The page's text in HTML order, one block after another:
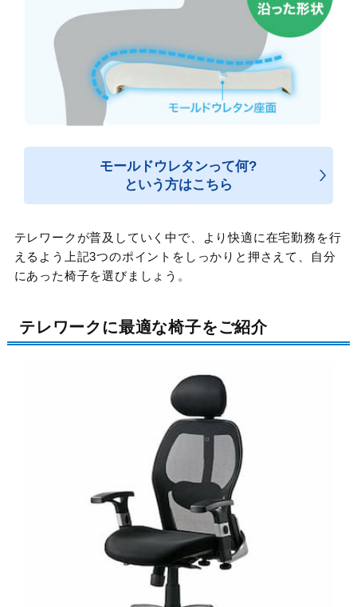
モールドウレタンって何?
という方はこちら
テレワークが普及していく中で、より快適に在宅勤務を行
えるよう上記3つのポイントをしっかりと押さえて、自分
にあった椅子を選びましょう。
テレワークに最適な椅子をご紹介